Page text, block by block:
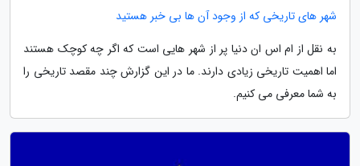
شهر های تاریخی که از وجود آن ها بی خبر هستید
به نقل از ام اس ان دنیا پر از شهر هایی است که اگر چه کوچک هستند
اما اهمیت تاریخی زیادی دارند. ما در این گزارش چند مقصد تاریخی را
به شما معرفی می کنیم.